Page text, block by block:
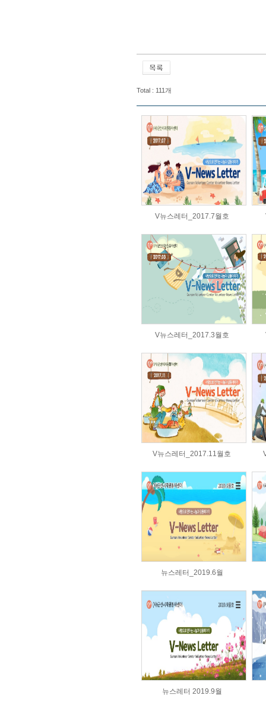
Total : 111개
V뉴스레터_2017.7월호
V뉴스레터_2017.3월호
V뉴스레터_2017.11월호
뉴스레터_2019.6월
뉴스레터 2019.9월